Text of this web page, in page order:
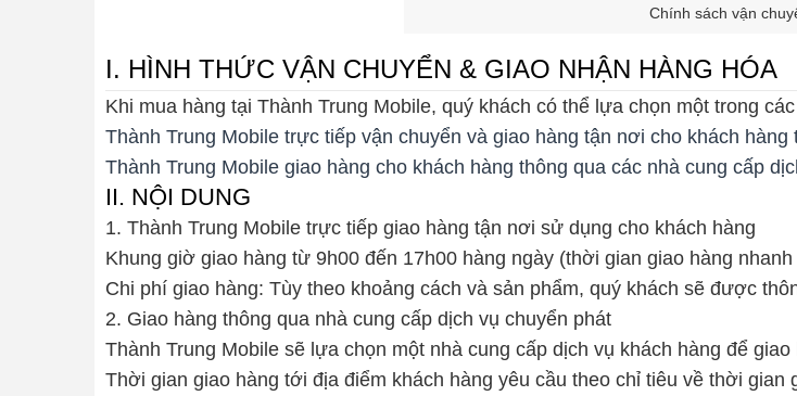
Chính sách vận
I. HÌNH THỨC VẬN CHUYỂN & GIAO NHẬN HÀNG HÓA
Khi mua hàng tại Thành Trung Mobile, quý khách có thể lựa chọn một trong
Thành Trung Mobile trực tiếp vận chuyển và giao hàng tận nơi cho khách
Thành Trung Mobile giao hàng cho khách hàng thông qua các nhà cung cấp
II. NỘI DUNG
1. Thành Trung Mobile trực tiếp giao hàng tận nơi sử dụng cho khách hàng
Khung giờ giao hàng từ 9h00 đến 17h00 hàng ngày (thời gian giao hàng
Chi phí giao hàng: Tùy theo khoảng cách và sản phẩm, quý khách sẽ được
2. Giao hàng thông qua nhà cung cấp dịch vụ chuyển phát
Thành Trung Mobile sẽ lựa chọn một nhà cung cấp dịch vụ khách hàng để
Thời gian giao hàng tới địa điểm khách hàng yêu cầu theo chỉ tiêu về thời gian